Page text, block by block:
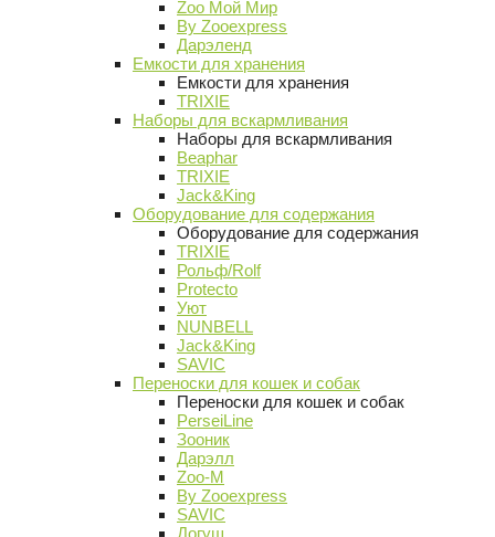
Zoo Мой Мир
By Zooexpress
Дарэленд
Емкости для хранения
Емкости для хранения
TRIXIE
Наборы для вскармливания
Наборы для вскармливания
Beaphar
TRIXIE
Jack&King
Оборудование для содержания
Оборудование для содержания
TRIXIE
Рольф/Rolf
Protecto
Уют
NUNBELL
Jack&King
SAVIC
Переноски для кошек и собак
Переноски для кошек и собак
PerseiLine
Зооник
Дарэлл
Zoo-M
By Zooexpress
SAVIC
Догуш